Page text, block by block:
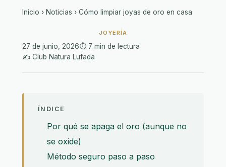
Inicio › Noticias › Cómo limpiar joyas de oro en casa
JOYERÍA
27 de junio, 2026⏱️ 7 min de lectura
✍️ Club Natura Lufada
ÍNDICE
Por qué se apaga el oro (aunque no
se oxide)
Método seguro paso a paso